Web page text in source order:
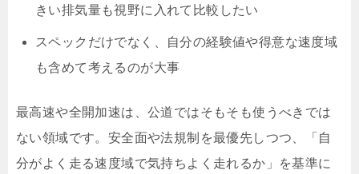
きい排気量も視野に入れて比較したい
スペックだけでなく、自分の経験値や得意な速度域
も含めて考えるのが大事
最高速や全開加速は、公道ではそもそも使うべきでは
ない領域です。安全面や法規制を最優先しつつ、「自
分がよく走る速度域で気持ちよく走れるか」を基準に